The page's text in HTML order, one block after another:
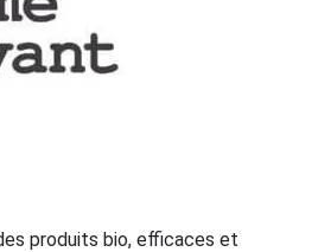
produits bio, efficaces et